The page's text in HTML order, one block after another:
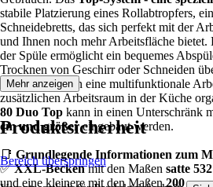
stabile Platzierung eines Rollabtropfers,
Schneidebretts, das sich perfekt mit der
und Ihnen noch mehr Arbeitsfläche
der Spüle ermöglicht ein bequemes
Trocknen von Geschirr oder Schneiden
Sie Ihre Spüle in eine multifunktionale
zusätzlichen Arbeitsraum in der Küche
80 Duo Top kann in einen Unterschränk
cm und größereingebaut werden.
📑 Grundlegende Informationen zum
✅XXL-Beckenmit den Maßen satte
und eine kleinere mit den Maßen200 mm
Mehr anzeigen
Produktsicherheit
Bereich überspringen